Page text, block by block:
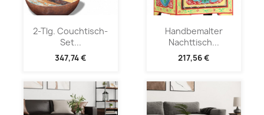
2-Tlg. Couchtisch-
Set...
347,74 €
Handbemalter
Nachttisch...
217,56 €